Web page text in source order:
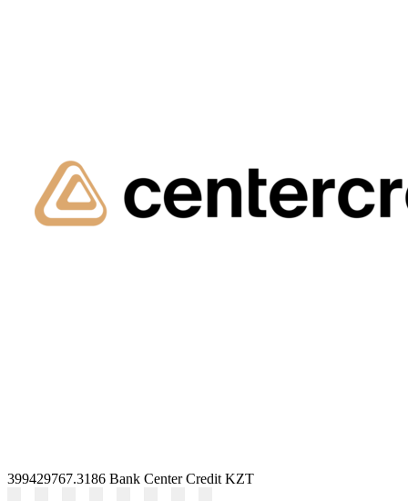
399429767.3186 Bank Center Credit KZT